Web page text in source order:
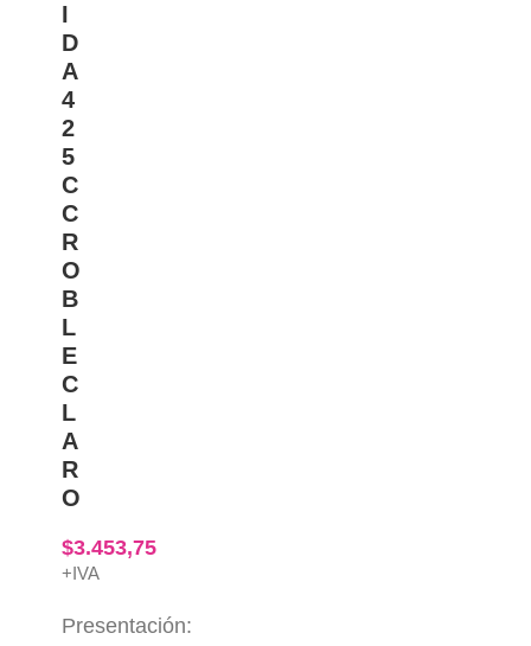
I
D
A
4
2
5
C
C
R
O
B
L
E
C
L
A
R
O
$3.453,75
+IVA
Presentación: